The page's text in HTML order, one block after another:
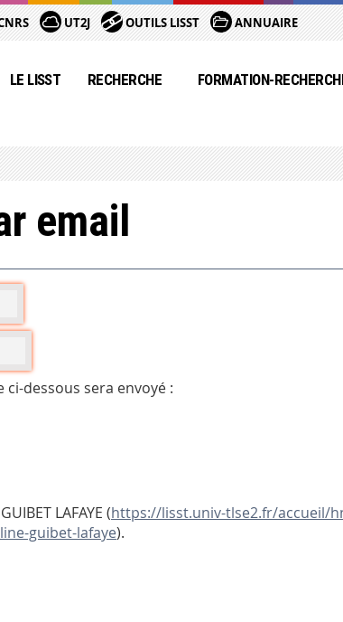
UT2J OUTILS LISST ANNUAIRE
LE LISST RECHERCHE FORMATION-
email
dessous sera envoyé :
LAFAYE (https://lisst.univ-tlse2.fr/accueil/
guibet-lafaye).